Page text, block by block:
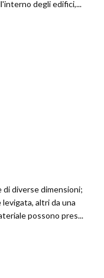
degli edifici,...
diverse dimensioni;
altri da una
possono pres...